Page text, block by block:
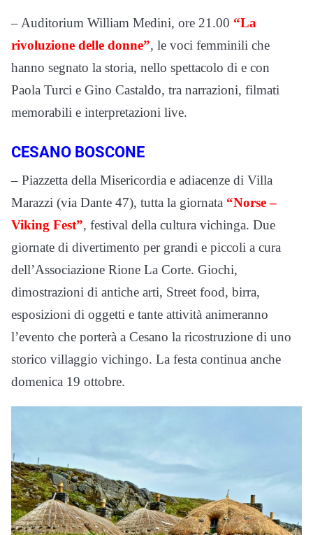
– Auditorium William Medini, ore 21.00 “La
rivoluzione delle donne”, le voci femminili che
hanno segnato la storia, nello spettacolo di e con
Paola Turci e Gino Castaldo, tra narrazioni, filmati
memorabili e interpretazioni live.
CESANO BOSCONE
– Piazzetta della Misericordia e adiacenze di Villa
Marazzi (via Dante 47), tutta la giornata “Norse –
Viking Fest”, festival della cultura vichinga. Due
giornate di divertimento per grandi e piccoli a cura
dell’Associazione Rione La Corte. Giochi,
dimostrazioni di antiche arti, Street food, birra,
esposizioni di oggetti e tante attività animeranno
l’evento che porterà a Cesano la ricostruzione di uno
storico villaggio vichingo. La festa continua anche
domenica 19 ottobre.